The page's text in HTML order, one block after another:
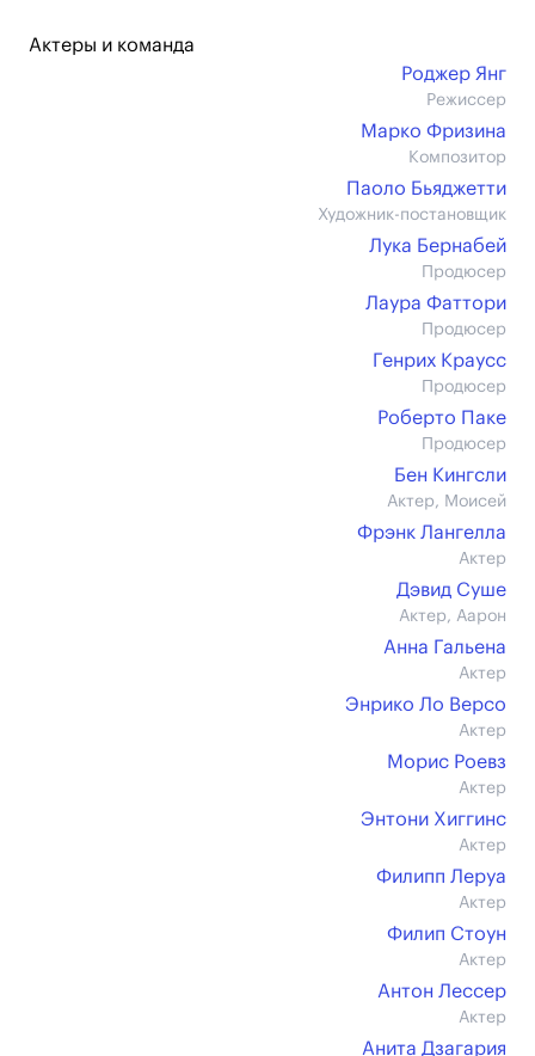
Актеры и команда
Роджер Янг
Режиссер
Марко Фризина
Композитор
Паоло Бьяджетти
Художник-постановщик
Лука Бернабей
Продюсер
Лаура Фаттори
Продюсер
Генрих Краусс
Продюсер
Роберто Паке
Продюсер
Бен Кингсли
Актер, Моисей
Фрэнк Лангелла
Актер
Дэвид Суше
Актер, Аарон
Анна Гальена
Актер
Энрико Ло Версо
Актер
Морис Роевз
Актер
Энтони Хиггинс
Актер
Филипп Леруа
Актер
Филип Стоун
Актер
Антон Лессер
Актер
Анита Дзагария